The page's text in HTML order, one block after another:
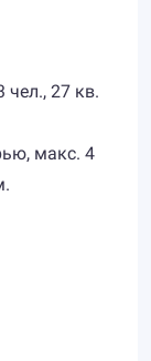
чел., 27 кв.
макс. 4